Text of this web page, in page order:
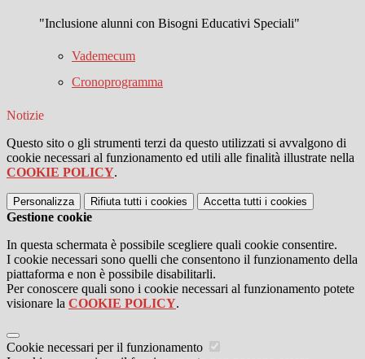
"Inclusione alunni con Bisogni Educativi Speciali"
Vademecum
Cronoprogramma
Notizie
Questo sito o gli strumenti terzi da questo utilizzati si avvalgono di
cookie necessari al funzionamento ed utili alle finalità illustrate nella
COOKIE POLICY.
Personalizza Rifiuta tutti i cookies Accetta tutti i cookies
Gestione cookie
In questa schermata è possibile scegliere quali cookie consentire.
I cookie necessari sono quelli che consentono il funzionamento della
piattaforma e non è possibile disabilitarli.
Per conoscere quali sono i cookie necessari al funzionamento potete
visionare la COOKIE POLICY.
Cookie necessari per il funzionamento